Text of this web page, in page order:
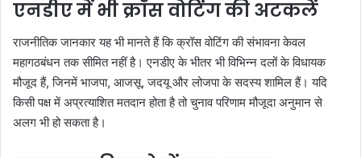
एनडीए में भी क्रॉस वोटिंग की अटकलें
राजनीतिक जानकार यह भी मानते हैं कि क्रॉस वोटिंग की संभावना केवल
महागठबंधन तक सीमित नहीं है। एनडीए के भीतर भी विभिन्न दलों के विधायक
मौजूद हैं, जिनमें भाजपा, आजसू, जदयू और लोजपा के सदस्य शामिल हैं। यदि
किसी पक्ष में अप्रत्याशित मतदान होता है तो चुनाव परिणाम मौजूदा अनुमान से
अलग भी हो सकता है।